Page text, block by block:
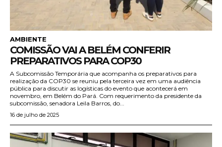
AMBIENTE
COMISSÃO VAI A BELÉM CONFERIR
PREPARATIVOS PARA COP30
A Subcomissão Temporária que acompanha os preparativos para
realização da COP30 se reuniu pela terceira vez em uma audiência
pública para discutir as logísticas do evento que acontecerá em
novembro, em Belém do Pará. Com requerimento da presidente da
subcomissão, senadora Leila Barros, do...
16 de julho de 2025